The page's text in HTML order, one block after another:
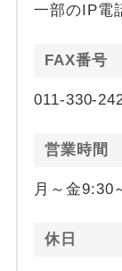
一部のIP電
FAX番号
011-330-
営業時間
月～金9:30
休日